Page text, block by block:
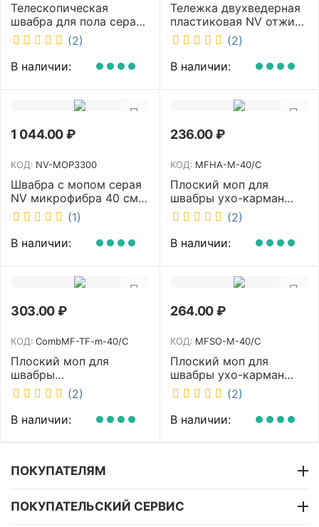
Телескопическая
швабра для пола серая
NV микрофибра 42 см
NV40120
(2)
В наличии:
Тележка двухведерная
пластиковая NV отжим
2х23л NV-11574
(2)
В наличии:
1 044.00₽
КОД: NV-MOP3300
Швабра с мопом серая
NV микрофибра 40 см
NV-MOP3300
(1)
В наличии:
236.00₽
КОД: MFHA-M-40/C
Плоский моп для
швабры ухо-карман
белый 40 см NV MFHA-
M-40/C
(2)
В наличии:
303.00₽
КОД: CombMF-TF-m-40/C
Плоский моп для
швабры
комбинированный ухо-
карман бежевый 40 см
NV CombMF-TF-m-40/C
(2)
В наличии:
264.00₽
КОД: MFSO-M-40/C
Плоский моп для
швабры ухо-карман
белый 40 см NV MFSO-
M-40/C
(2)
В наличии:
ПОКУПАТЕЛЯМ
ПОКУПАТЕЛЬСКИЙ СЕРВИС